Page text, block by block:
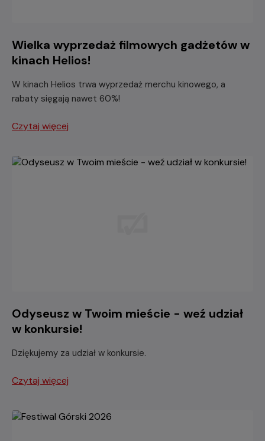
Wielka wyprzedaż filmowych gadżetów w
kinach Helios!
W kinach Helios trwa wyprzedaż merchu kinowego, a
rabaty sięgają nawet 60%!
Czytaj więcej
Odyseusz w Twoim mieście - weź udział
w konkursie!
Dziękujemy za udział w konkursie.
Czytaj więcej